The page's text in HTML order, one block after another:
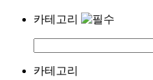
카테고리
카테고리